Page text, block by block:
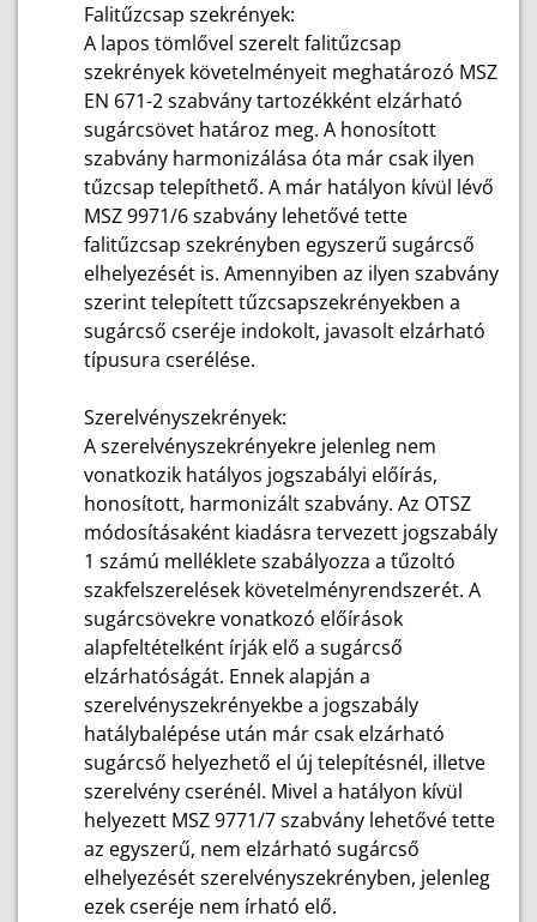
Falitűzcsap szekrények:
A lapos tömlővel szerelt falitűzcsap
szekrények követelményeit meghatározó MSZ
EN 671-2 szabvány tartozékként elzárható
sugárcsövet határoz meg. A honosított
szabvány harmonizálása óta már csak ilyen
tűzcsap telepíthető. A már hatályon kívül lévő
MSZ 9971/6 szabvány lehetővé tette
falitűzcsap szekrényben egyszerű sugárcső
elhelyezését is. Amennyiben az ilyen szabvány
szerint telepített tűzcsapszekrényekben a
sugárcső cseréje indokolt, javasolt elzárható
típusura cserélése.
Szerelvényszekrények:
A szerelvényszekrényekre jelenleg nem
vonatkozik hatályos jogszabályi előírás,
honosított, harmonizált szabvány. Az OTSZ
módosításaként kiadásra tervezett jogszabály
1 számú melléklete szabályozza a tűzoltó
szakfelszerelések követelményrendszerét. A
sugárcsövekre vonatkozó előírások
alapfeltételként írják elő a sugárcső
elzárhatóságát. Ennek alapján a
szerelvényszekrényekbe a jogszabály
hatálybalépése után már csak elzárható
sugárcső helyezhető el új telepítésnél, illetve
szerelvény cserénél. Mivel a hatályon kívül
helyezett MSZ 9771/7 szabvány lehetővé tette
az egyszerű, nem elzárható sugárcső
elhelyezését szerelvényszekrényben, jelenleg
ezek cseréje nem írható elő.